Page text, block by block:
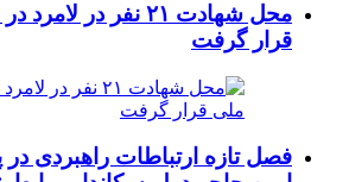
محل شهادت ۲۱ نفر در
قرار گرفت
فصل تازه ارتباطات راهبردی